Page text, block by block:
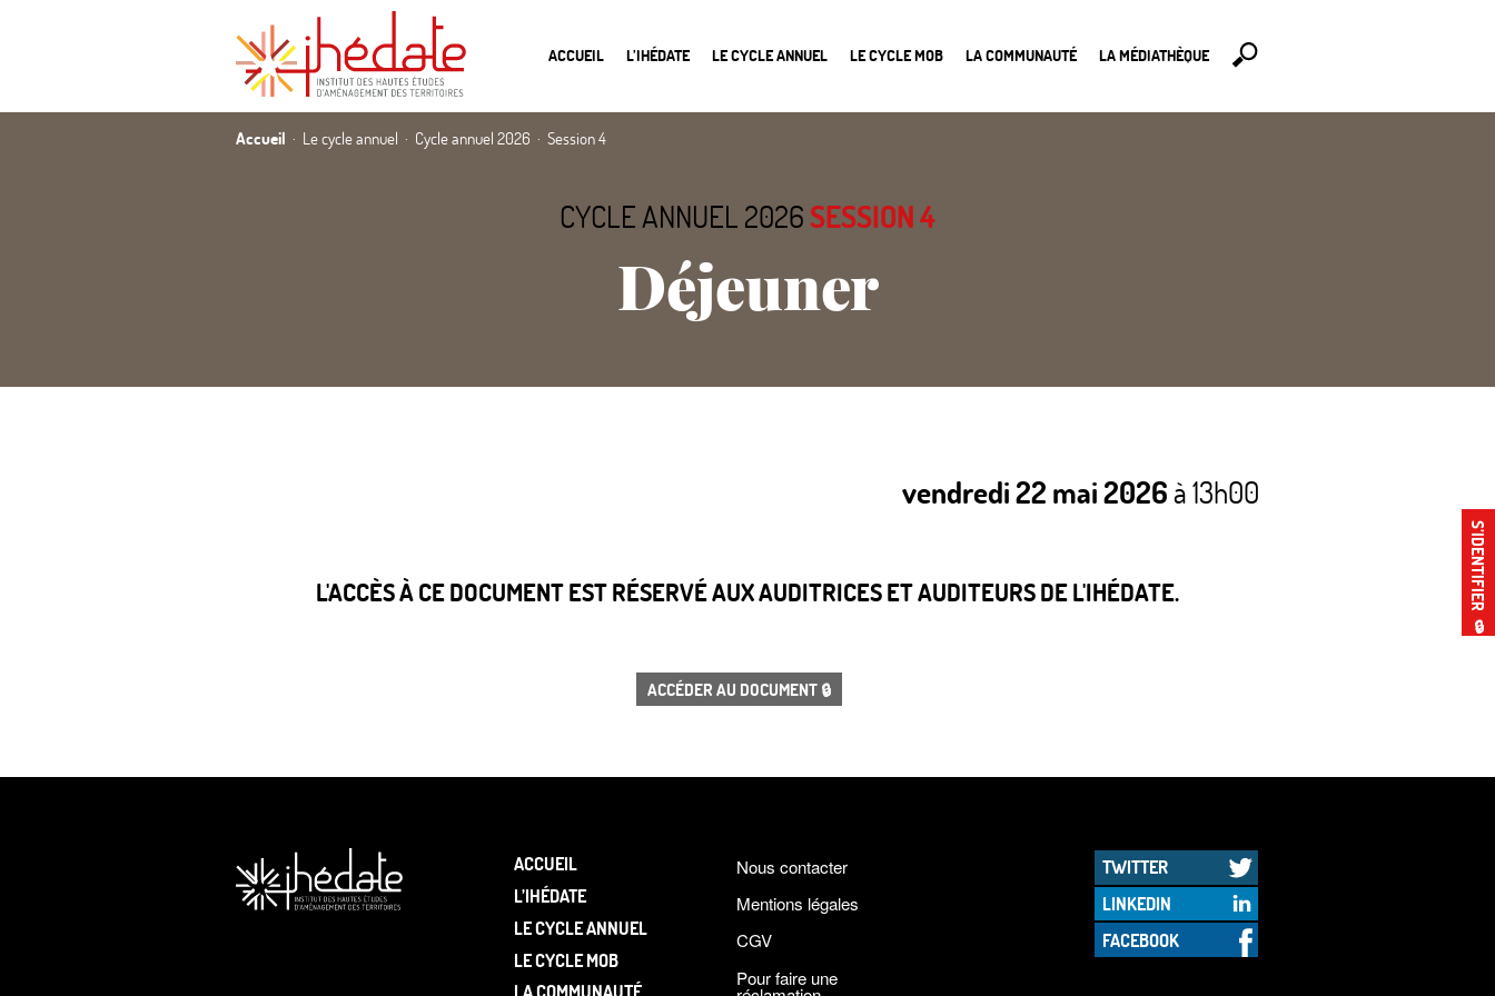
ACCUEIL L’IHÉDATE LE CYCLE ANNUEL LE CYCLE MOB LA COMMUNAUTÉ LA MÉDIATHÈQUE
S’IDENTIFIER
🔒
Accueil Le cycle annuel Cycle annuel 2026 Session 4
CYCLE ANNUEL 2026SESSION 4
Déjeuner
vendredi 22 mai 2026à 13h00
L'ACCÈS À CE DOCUMENT EST RÉSERVÉ AUX AUDITRICES ET AUDITEURS DE L'IHÉDATE.
ACCÉDER AU DOCUMENT 🔒
ACCUEIL
L’IHÉDATE
LE CYCLE ANNUEL
LE CYCLE MOB
Nous contacter
Mentions légales
CGV
Pour faire une
TWITTER
LINKEDIN
FACEBOOK